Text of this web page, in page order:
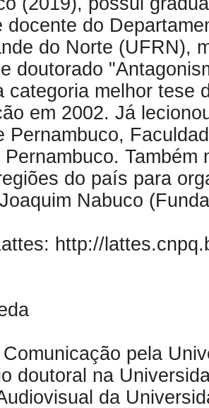
docente do
do Norte (UFRN),
doutorado
categoria melhor tese
em 2002. Já
Pernambuco,
Pernambuco.
do país para
Nabuco
http://
pela
doutoral na
da